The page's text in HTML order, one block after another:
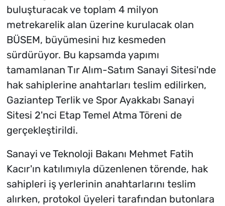
buluşturacak ve toplam 4 milyon
metrekarelik alan üzerine kurulacak olan
BÜSEM, büyümesini hız kesmeden
sürdürüyor. Bu kapsamda yapımı
tamamlanan Tır Alım-Satım Sanayi Sitesi'nde
hak sahiplerine anahtarları teslim edilirken,
Gaziantep Terlik ve Spor Ayakkabı Sanayi
Sitesi 2'nci Etap Temel Atma Töreni de
gerçekleştirildi.
Sanayi ve Teknoloji Bakanı Mehmet Fatih
Kacır'ın katılımıyla düzenlenen törende, hak
sahipleri iş yerlerinin anahtarlarını teslim
alırken, protokol üyeleri tarafından butonlara